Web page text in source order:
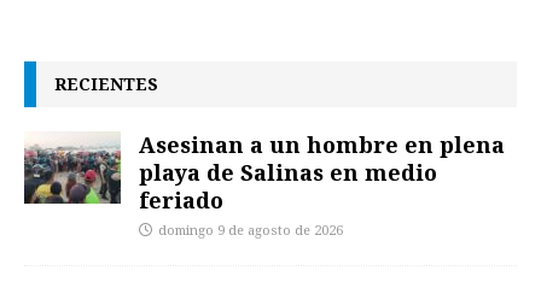
RECIENTES
Asesinan a un hombre en plena
playa de Salinas en medio
feriado
domingo 9 de agosto de 2026